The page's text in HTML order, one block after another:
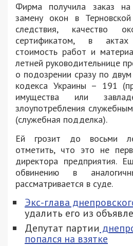
Фирма получила заказ
замену окон в
следствия, качество
сертификатом, в
стоимость работ и
летней руководительнице
о подозрении сразу по
кодекса Украины – 191
имущества или
злоупотребления
(служебная подделка).
Ей грозит до восьми
отметить, что это не
директора предприятия.
обвинению в
рассматривается в суде.
Экс-глава
удалить его из
Депутат партии
попался на взятке